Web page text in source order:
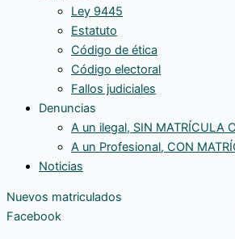
Ley 9445
Estatuto
Código de ética
Código electoral
Fallos judiciales
Denuncias
A un ilegal, SIN MATRÍCULA
A un Profesional, CON
Noticias
Nuevos matriculados
Facebook